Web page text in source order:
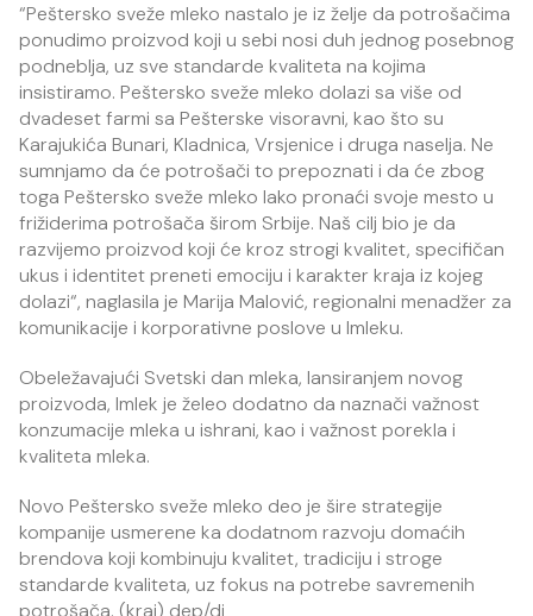
“Peštersko sveže mleko nastalo je iz želje da potrošačima
ponudimo proizvod koji u sebi nosi duh jednog posebnog
podneblja, uz sve standarde kvaliteta na kojima
insistiramo. Peštersko sveže mleko dolazi sa više od
dvadeset farmi sa Pešterske visoravni, kao što su
Karajukića Bunari, Kladnica, Vrsjenice i druga naselja. Ne
sumnjamo da će potrošači to prepoznati i da će zbog
toga Peštersko sveže mleko lako pronaći svoje mesto u
frižiderima potrošača širom Srbije. Naš cilj bio je da
razvijemo proizvod koji će kroz strogi kvalitet, specifičan
ukus i identitet preneti emociju i karakter kraja iz kojeg
dolazi“, naglasila je Marija Malović, regionalni menadžer za
komunikacije i korporativne poslove u Imleku.
Obeležavajući Svetski dan mleka, lansiranjem novog
proizvoda, Imlek je želeo dodatno da naznači važnost
konzumacije mleka u ishrani, kao i važnost porekla i
kvaliteta mleka.
Novo Peštersko sveže mleko deo je šire strategije
kompanije usmerene ka dodatnom razvoju domaćih
brendova koji kombinuju kvalitet, tradiciju i stroge
standarde kvaliteta, uz fokus na potrebe savremenih
potrošača. (kraj) dep/dj